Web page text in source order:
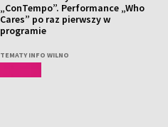
„ConTempo”. Performance „Who
Cares” po raz pierwszy w
programie
TEMATY INFO WILNO